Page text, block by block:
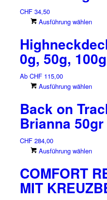
CHF34,50
Ausführung wählen
der
0g, 50g,
Ab CHF115,00
Ausführung wählen
Back on
Brianna 50gr
CHF284,00
Ausführung wählen
COMFORT
MIT